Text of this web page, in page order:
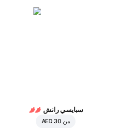
سبايسي رانش
من AED 30